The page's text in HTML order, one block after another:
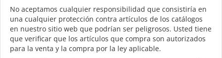
No aceptamos cualquier responsibilidad que consistiría en
una cualquier protección contra artículos de los catálogos
en nuestro sitio web que podrían ser peligrosos. Usted tiene
que verificar que los artículos que compra son autorizados
para la venta y la compra por la ley aplicable.